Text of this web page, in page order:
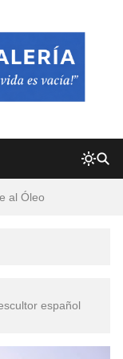
al Óleo
de Febrero
español